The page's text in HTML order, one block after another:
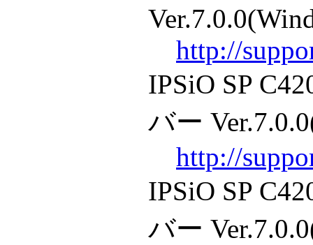
http://
IPSiO SP
バー
http://
IPSiO SP
バー